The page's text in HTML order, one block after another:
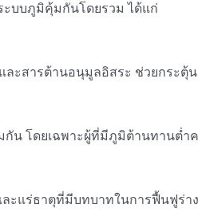
บบภูมิคุ้มกันโดยรวม ได้แก่
ละสารต้านอนุมูลอิสระ ช่วยกระตุ้
กัน โดยเฉพาะผู้ที่มีภูมิต้านทานต่ำ
ะแร่ธาตุที่มีบทบาทในการฟื้นฟูร่า